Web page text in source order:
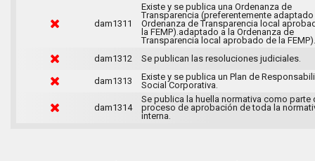
dam1311
Existe y se publica una Ordenanza de
Transparencia (preferentemente adaptado
Ordenanza de Transparencia local
la FEMP).adaptado a la Ordenanza de
Transparencia local aprobado de la FEMP).
dam1312
Se publican las resoluciones judiciales.
dam1313
Existe y se publica un Plan de
Social Corporativa.
dam1314
Se publica la huella normativa como parte
proceso de aprobación de toda la
interna.